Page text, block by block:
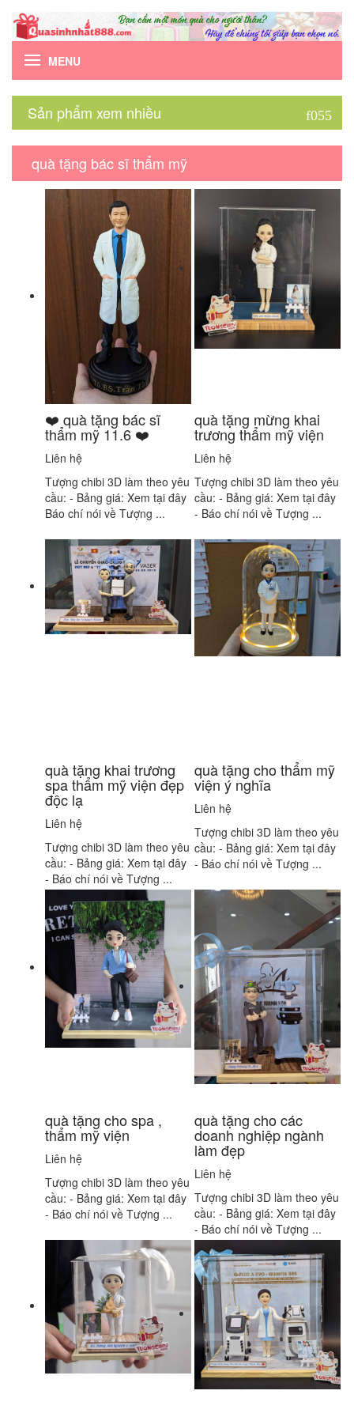
MENU
Sản phẩm xem nhiều
quà tặng bác sĩ thẩm mỹ
❤️ quà tặng bác sĩ
thẩm mỹ 11.6 ❤️
Liên hệ
Tượng chibi 3D làm theo yêu
cầu: - Bảng giá: Xem tại đây
Báo chí nói về Tượng ...
quà tặng mừng khai
trương thẩm mỹ viện
Liên hệ
Tượng chibi 3D làm theo yêu
cầu: - Bảng giá: Xem tại đây
- Báo chí nói về Tượng ...
quà tặng khai trương
spa thẩm mỹ viện đẹp
độc lạ
Liên hệ
Tượng chibi 3D làm theo yêu
cầu: - Bảng giá: Xem tại đây
- Báo chí nói về Tượng ...
quà tặng cho thẩm mỹ
viện ý nghĩa
Liên hệ
Tượng chibi 3D làm theo yêu
cầu: - Bảng giá: Xem tại đây
- Báo chí nói về Tượng ...
quà tặng cho spa ,
thẩm mỹ viện
Liên hệ
Tượng chibi 3D làm theo yêu
cầu: - Bảng giá: Xem tại đây
- Báo chí nói về Tượng ...
quà tặng cho các
doanh nghiệp ngành
làm đẹp
Liên hệ
Tượng chibi 3D làm theo yêu
cầu: - Bảng giá: Xem tại đây
- Báo chí nói về Tượng ...